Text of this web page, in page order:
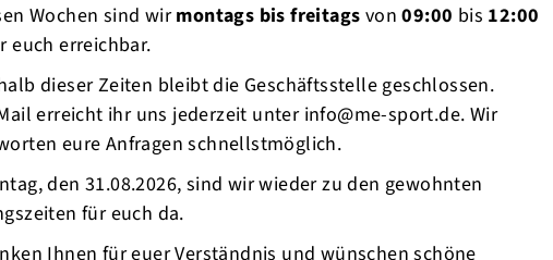
in Erkrath gab es gute Ergebnise über die
Wochen sind wirmontags bis freitags von09:00 bis 12:00
euch erreichbar.
dieser Zeiten bleibt die Geschäftsstelle geschlossen.
erreicht ihr uns jederzeit unter info@me-sport.de. Wir
eure Anfragen schnellstmöglich.
den 31.08.2026, sind wir wieder zu den gewohnten
für euch da.
Ihnen für euer Verständnis und wünschen schöne